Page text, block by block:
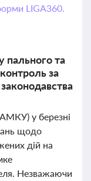
LIGA360.
пального та
за
у березні
щодо
дій на
Незважаючи